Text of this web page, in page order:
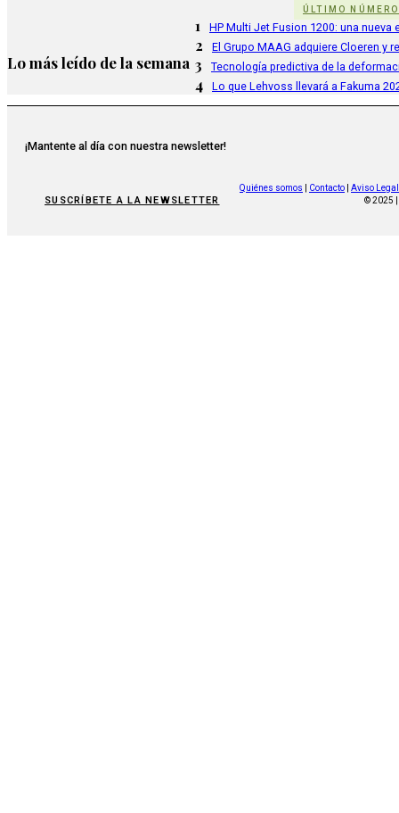
ÚLTIMO NÚMERO
Lo más leído de la semana
1 HP Multi Jet Fusion 1200: una
2 El Grupo MAAG adquiere Cloeren
3 Tecnología predictiva de la
4 Lo que Lehvoss llevará a Fakuma
¡Mantente al día con nuestra newsletter!
SUSCRÍBETE A LA NEWSLETTER
Quiénes somos Contacto
Aviso Legal
© 2025